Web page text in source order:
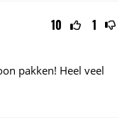
10 1
pakken! Heel veel